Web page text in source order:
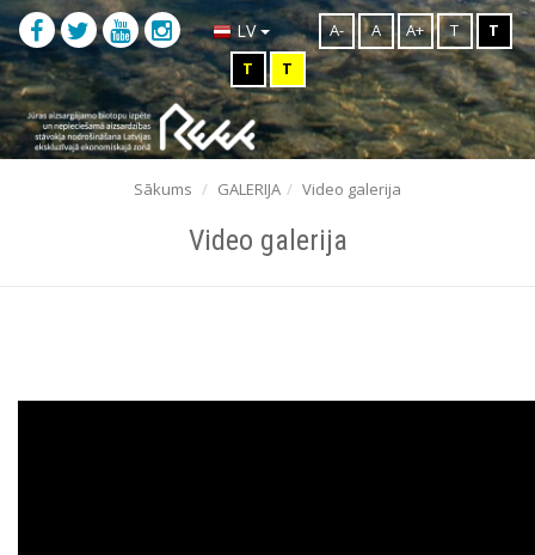
LV A- A A+ T
T
T
T
Sākums GALERIJA Video galerija
Video galerija